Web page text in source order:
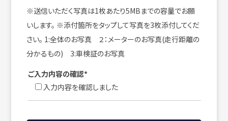
※送信いただく写真は1枚あたり5MBまでの容量でお願
いします。 ※添付箇所をタップして写真を3枚添付してくだ
さい。 1:全体のお写真 ２：メーターのお写真(走行距離の
分かるもの) 3:車検証のお写真
ご入力内容の確認*
入力内容を確認しました